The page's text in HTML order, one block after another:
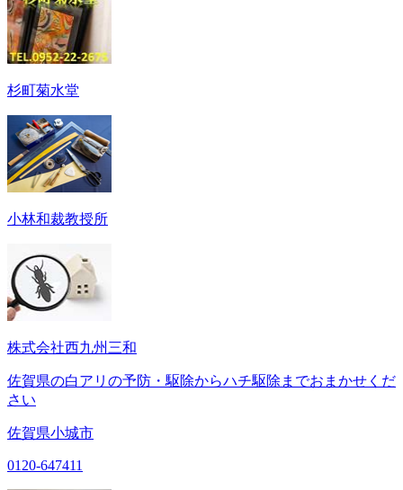
杉町菊水堂
小林和裁教授所
株式会社西九州三和
佐賀県の白アリの予防・駆除からハチ駆除までおまかせくだ
さい
佐賀県小城市
0120-647411